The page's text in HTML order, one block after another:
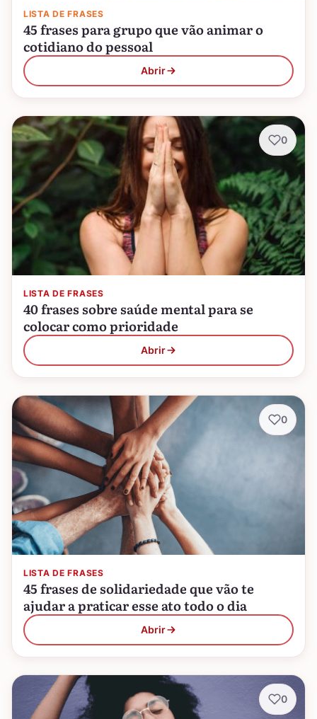
LISTA DE FRASES
45 frases para grupo que vão animar o
cotidiano do pessoal
Abrir
LISTA DE FRASES
40 frases sobre saúde mental para se
colocar como prioridade
Abrir
0
LISTA DE FRASES
45 frases de solidariedade que vão te
ajudar a praticar esse ato todo o dia
Abrir
0
0